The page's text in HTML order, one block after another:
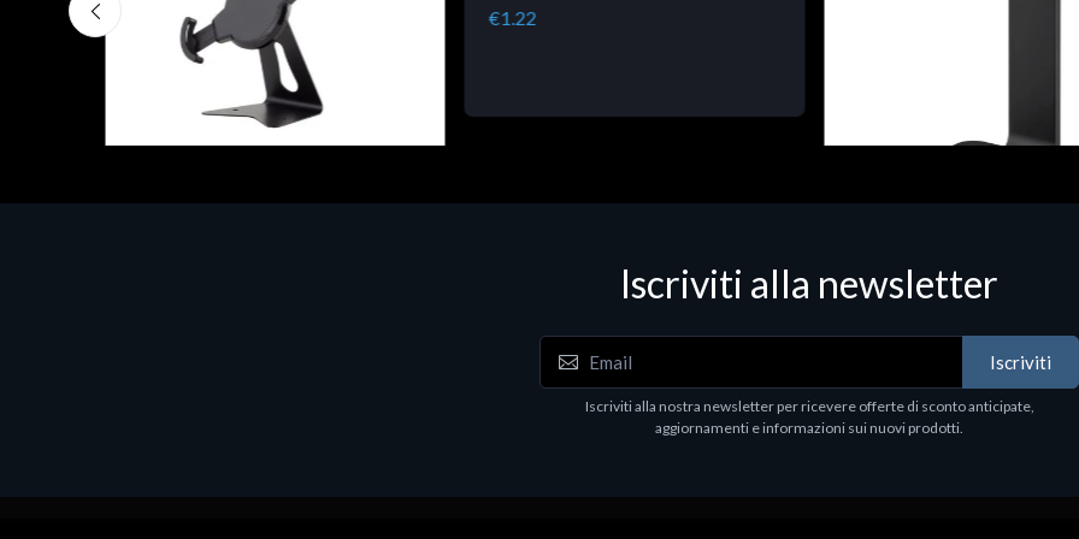
€1.22
€78.99
Iscriviti alla newsletter
Iscriviti
Iscriviti alla nostra newsletter per ricevere offerte di sconto anticipate,
aggiornamenti e informazioni sui nuovi prodotti.